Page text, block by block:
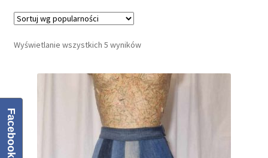
Moje konto
O mnie
Polityka prywatności
Regulamin
Wyświetlanie wszystkich 5 wyników
Facebook